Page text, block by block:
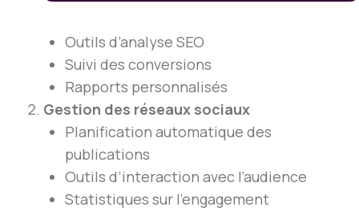
Outils d’analyse SEO
Suivi des conversions
Rapports personnalisés
Gestion des réseaux sociaux
Planification automatique des
publications
Outils d’interaction avec l’audience
Statistiques sur l’engagement